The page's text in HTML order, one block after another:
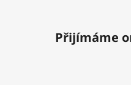
Přijímáme